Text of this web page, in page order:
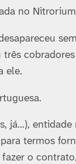
no
três
ele.
já…),
termos
o